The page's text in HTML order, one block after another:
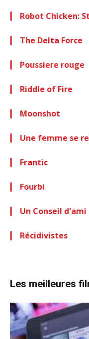
Robot Chicken:
The Delta Force
Poussiere rouge
Riddle of Fire
Moonshot
Une femme se
Frantic
Fourbi
Un Conseil d'ami
Récidivistes
Les meilleures